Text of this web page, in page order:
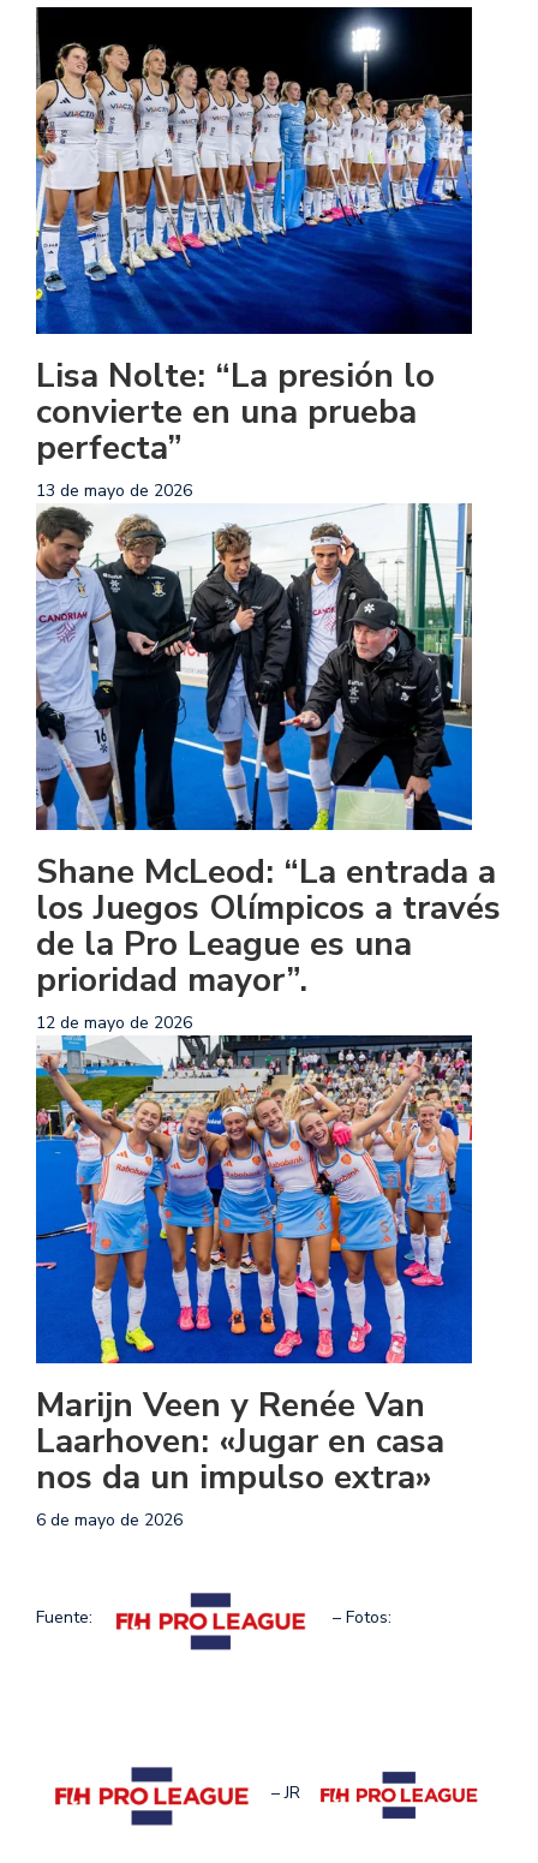
Lisa Nolte: “La presión lo
convierte en una prueba
perfecta”
13 de mayo de 2026
Shane McLeod: “La entrada a
los Juegos Olímpicos a través
de la Pro League es una
prioridad mayor”.
12 de mayo de 2026
Marijn Veen y Renée Van
Laarhoven: «Jugar en casa
nos da un impulso extra»
6 de mayo de 2026
Fuente: – Fotos:
– JR